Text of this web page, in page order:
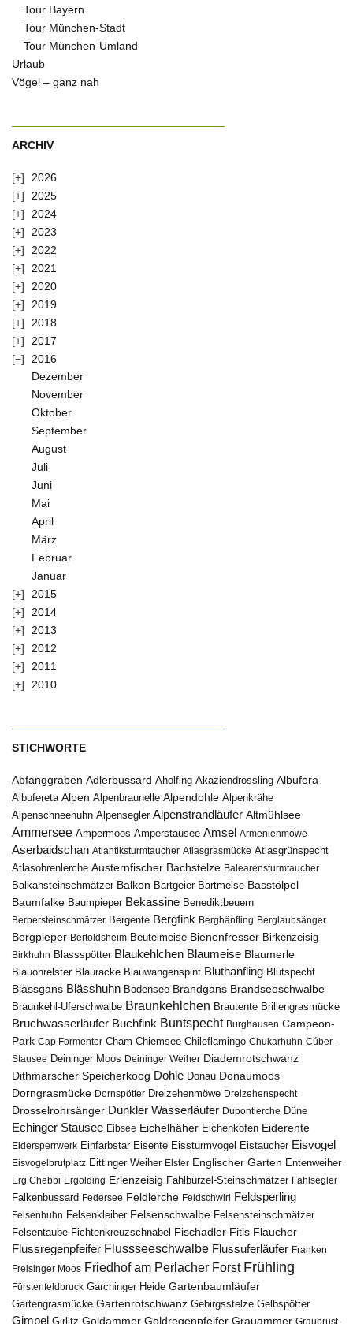
Tour Bayern
Tour München-Stadt
Tour München-Umland
Urlaub
Vögel – ganz nah
ARCHIV
2026
2025
2024
2023
2022
2021
2020
2019
2018
2017
2016
Dezember
November
Oktober
September
August
Juli
Juni
Mai
April
März
Februar
Januar
2015
2014
2013
2012
2011
2010
STICHWORTE
Abfanggraben Adlerbussard Aholfing Akaziendrossling Albufera
Albufereta Alpen Alpenbraunelle Alpendohle Alpenkrähe
Alpenschneehuhn Alpensegler Alpenstrandläufer Altmühlsee
Ammersee Ampermoos Amperstausee Amsel Armenienmöwe
Aserbaidschan Atlantiksturmtaucher Atlasgrasmücke Atlasgrünspecht
Atlasohrenlerche Austernfischer Bachstelze Balearensturmtaucher
Balkansteinschmätzer Balkon Bartgeier Bartmeise Basstölpel
Baumfalke Baumpieper Bekassine Benediktbeuern
Berbersteinschmätzer Bergente Bergfink Berghänfling Berglaubsänger
Bergpieper Bertoldsheim Beutelmeise Bienenfresser Birkenzeisig
Birkhuhn Blassspötter Blaukehlchen Blaumeise Blaumerle
Blauohrelster Blauracke Blauwangenspint Bluthänfling Blutspecht
Blässgans Blässhuhn Bodensee Brandgans Brandseeschwalbe
Braunkehl-Uferschwalbe Braunkehlchen Brautente Brillengrasmücke
Bruchwasserläufer Buchfink Buntspecht Burghausen Campeon-
Park Cap Formentor Cham Chiemsee Chileflamingo Chukarhuhn Cúber-
Stausee Deininger Moos Deininger Weiher Diademrotschwanz
Dithmarscher Speicherkoog Dohle Donau Donaumoos
Dorngrasmücke Dornspötter Dreizehenmöwe Dreizehenspecht
Drosselrohrsänger Dunkler Wasserläufer Dupontlerche Düne
Echinger Stausee Eibsee Eichelhäher Eichenkofen Eiderente
Eidersperrwerk Einfarbstar Eisente Eissturmvogel Eistaucher Eisvogel
Eisvogelbrutplatz Eittinger Weiher Elster Englischer Garten Entenweiher
Erg Chebbi Ergolding Erlenzeisig Fahlbürzel-Steinschmätzer Fahlsegler
Falkenbussard Federsee Feldlerche Feldschwirl Feldsperling
Felsenhuhn Felsenkleiber Felsenschwalbe Felsensteinschmätzer
Felsentaube Fichtenkreuzschnabel Fischadler Fitis Flaucher
Flussregenpfeifer Flussseeschwalbe Flussuferläufer Franken
Freisinger Moos Friedhof am Perlacher Forst Frühling
Fürstenfeldbruck Garchinger Heide Gartenbaumläufer
Gartengrasmücke Gartenrotschwanz Gebirgsstelze Gelbspötter
Gimpel Girlitz Goldammer Goldregenpfeifer Grauammer Graubrust-